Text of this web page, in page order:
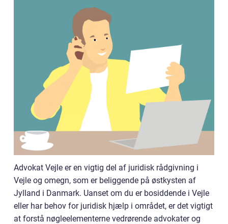
Advokat Vejle er en vigtig del af juridisk rådgivning i
Vejle og omegn, som er beliggende på østkysten af
Jylland i Danmark. Uanset om du er bosiddende i Vejle
eller har behov for juridisk hjælp i området, er det vigtigt
at forstå nøgleelementerne vedrørende advokater og